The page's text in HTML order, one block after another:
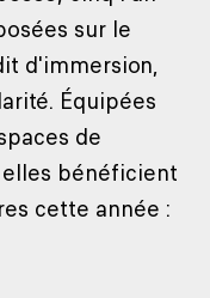
sur le
d'immersion,
Équipées
de
bénéficient
cette année :